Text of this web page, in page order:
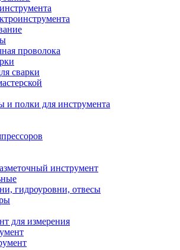
проволока
сварки
и полки для инструмента
инструмент
гидроуровни, отвесы
для измерения